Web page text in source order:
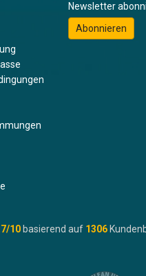
Newsletter
Abonnieren
/10 basierend auf 1306